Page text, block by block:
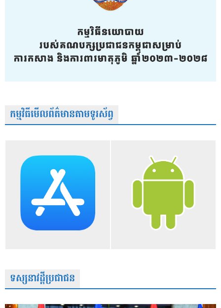
កម្មវិធីមើលព័ត៌មានតាមទូរស័ព្វ
ទស្សនាវដ្តីប្រជាជន